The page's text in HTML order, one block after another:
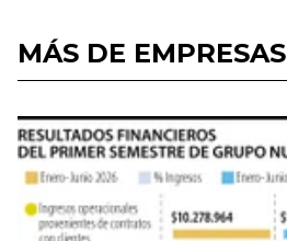
MÁS DE EMPRESAS